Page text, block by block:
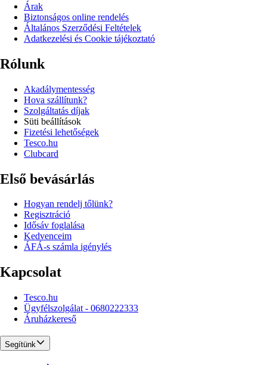
Árak
Biztonságos online rendelés
Általános Szerződési Feltételek
Adatkezelési és Cookie tájékoztató
Rólunk
Akadálymentesség
Hova szállítunk?
Szolgáltatás díjak
Süti beállítások
Fizetési lehetőségek
Tesco.hu
Clubcard
Első bevásárlás
Hogyan rendelj tőlünk?
Regisztráció
Idősáv foglalása
Kedvenceim
ÁFÁ-s számla igénylés
Kapcsolat
Tesco.hu
Ügyfélszolgálat - 0680222333
Áruházkereső
Segítünk